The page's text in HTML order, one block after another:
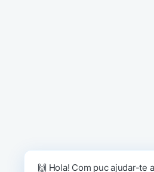
🙌 Hola! Com puc ajudar-te